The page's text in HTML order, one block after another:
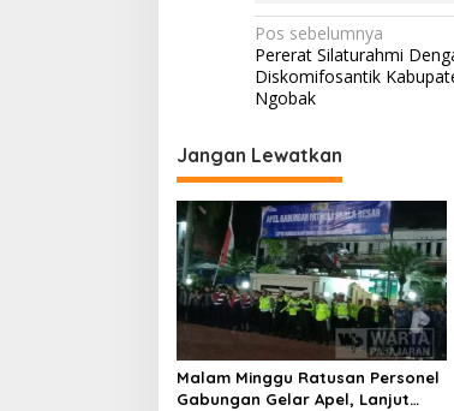
N
a
v
i
g
a
s
i
p
o
s
Pos sebelumnya
Pererat Silaturahmi
Diskomifosantik
Ngobak
Jangan Lewatkan
Malam Minggu Ratusan Personel
Gabungan Gelar Apel, Lanjut